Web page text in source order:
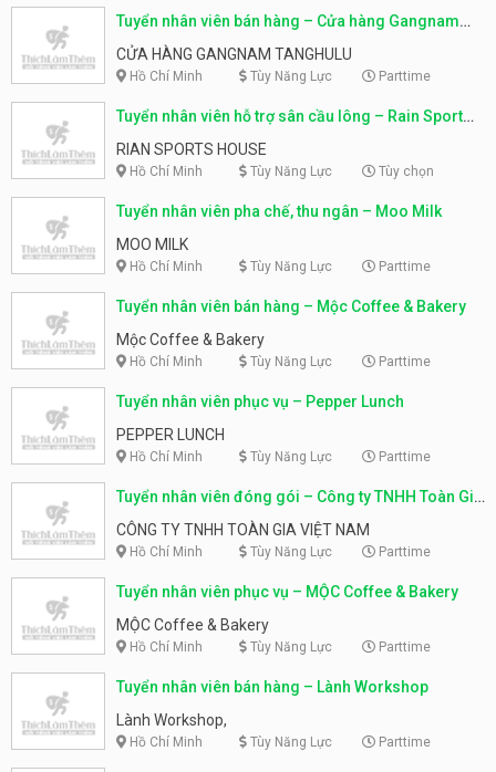
Tuyển nhân viên bán hàng – Cửa hàng Gangnam
Tanghulu
CỬA HÀNG GANGNAM TANGHULU
Hồ Chí Minh Tùy Năng Lực Parttime
Tuyển nhân viên hỗ trợ sân cầu lông – Rain Sport
House
RIAN SPORTS HOUSE
Hồ Chí Minh Tùy Năng Lực Tùy chọn
Tuyển nhân viên pha chế, thu ngân – Moo Milk
MOO MILK
Hồ Chí Minh Tùy Năng Lực Parttime
Tuyển nhân viên bán hàng – Mộc Coffee & Bakery
Mộc Coffee & Bakery
Hồ Chí Minh Tùy Năng Lực Parttime
Tuyển nhân viên phục vụ – Pepper Lunch
PEPPER LUNCH
Hồ Chí Minh Tùy Năng Lực Parttime
Tuyển nhân viên đóng gói – Công ty TNHH Toàn Gia
Việt Nam
CÔNG TY TNHH TOÀN GIA VIỆT NAM
Hồ Chí Minh Tùy Năng Lực Parttime
Tuyển nhân viên phục vụ – MỘC Coffee & Bakery
MỘC Coffee & Bakery
Hồ Chí Minh Tùy Năng Lực Parttime
Tuyển nhân viên bán hàng – Lành Workshop
Lành Workshop,
Hồ Chí Minh Tùy Năng Lực Parttime